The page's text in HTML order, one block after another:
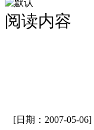
阅读内容
[日期：2007-05-06]